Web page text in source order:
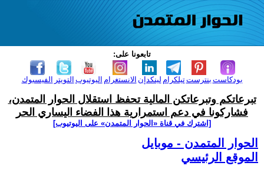
تابعونا على:
الفيسبوك التويتر اليوتيوب الانستغرام لينكدإن تيلكرامبنترست بودكاست
تبرعاتكم وتبرعاتكن المالية تحفظ استقلال الحوار المتمدن،
فشاركونا في دعم استمرارية هذا الفضاء اليساري الحر
[اشترك في قناة ‫«الحوار المتمدن» على اليوتيوب]
الحوار المتمدن - موبايل
الموقع الرئيسي